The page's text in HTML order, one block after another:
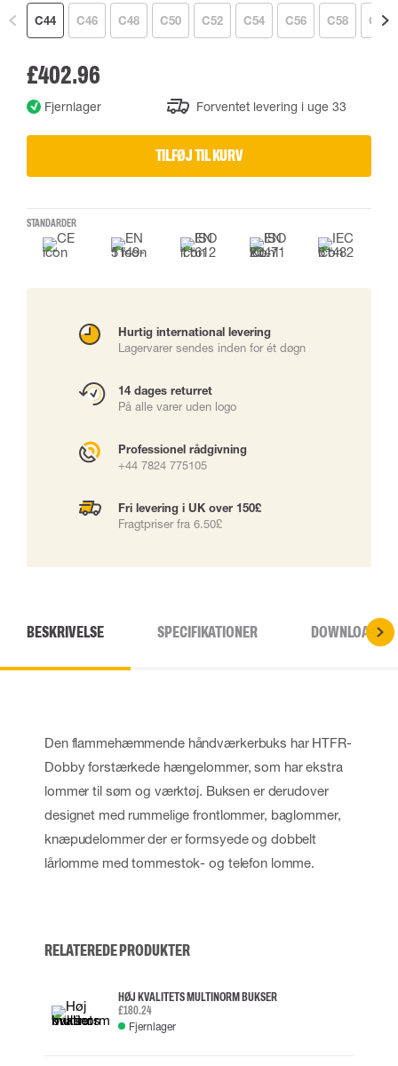
C44 C46 C48 C50 C52 C54 C56 C58 C60
£402.96
Fjernlager Forventet levering i uge 33
TILFØJ TIL KURV
STANDARDER
Hurtig international levering
Lagervarer sendes inden for ét døgn
14 dages returret
På alle varer uden logo
Professionel rådgivning
+44 7824 775105
Fri levering i UK over 150£
Fragtpriser fra 6.50£
BESKRIVELSE SPECIFIKATIONER DOWNLOADS
Den flammehæmmende håndværkerbuks har HTFR-
Dobby forstærkede hængelommer, som har ekstra
lommer til søm og værktøj. Buksen er derudover
designet med rummelige frontlommer, baglommer,
knæpudelommer der er formsyede og dobbelt
lårlomme med tommestok- og telefon lomme.
RELATEREDE PRODUKTER
HØJ KVALITETS MULTINORM BUKSER
£180.24
Fjernlager